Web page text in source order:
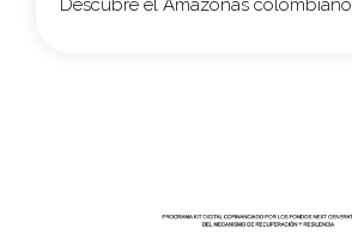
Descubre el Amazonas colombiano